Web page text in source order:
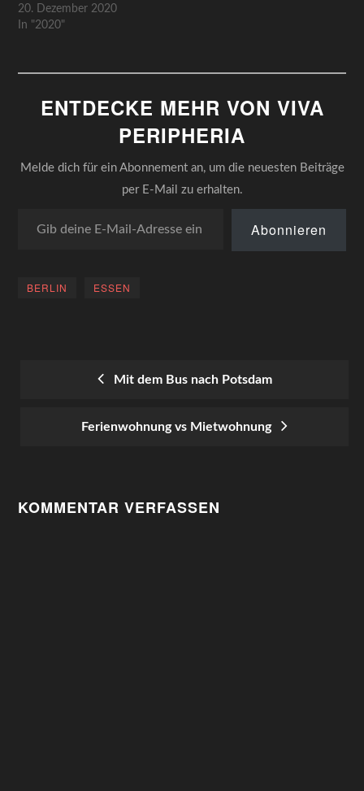
20. Dezember 2020
In "2020"
ENTDECKE MEHR VON VIVA
PERIPHERIA
Melde dich für ein Abonnement an, um die neuesten Beiträge
per E-Mail zu erhalten.
Abonnieren
BERLIN ESSEN
Mit dem Bus nach Potsdam
Ferienwohnung vs Mietwohnung
KOMMENTAR VERFASSEN